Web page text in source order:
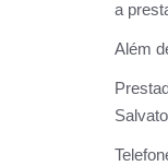
a
Além